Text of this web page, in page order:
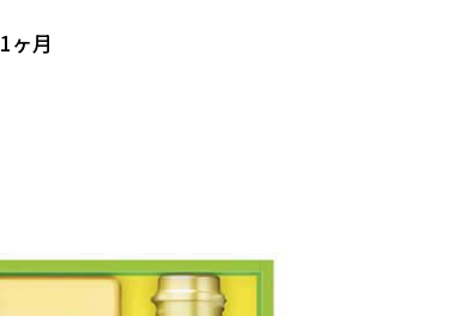
ヶ月